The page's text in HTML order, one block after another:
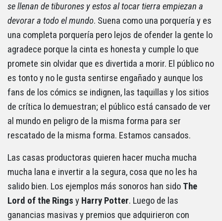
se llenan de tiburones y estos al tocar tierra empiezan a
devorar a todo el mundo. Suena como una porquería y es
una completa porquería pero lejos de ofender la gente lo
agradece porque la cinta es honesta y cumple lo que
promete sin olvidar que es divertida a morir. El público no
es tonto y no le gusta sentirse engañado y aunque los
fans de los cómics se indignen, las taquillas y los sitios
de crítica lo demuestran; el público está cansado de ver
al mundo en peligro de la misma forma para ser
rescatado de la misma forma. Estamos cansados.
Las casas productoras quieren hacer mucha mucha
mucha lana e invertir a la segura, cosa que no les ha
salido bien. Los ejemplos más sonoros han sido The
Lord of the Rings y Harry Potter. Luego de las
ganancias masivas y premios que adquirieron con